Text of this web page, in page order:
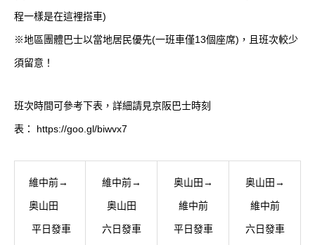
程一樣是在這裡搭車)
※地區團體巴士以當地居民優先(一班車僅13個座席)，且班次較少
須留意！
班次時間可參考下表，詳細請見京阪巴士時刻
表： https://goo.gl/biwvx7
維中前→
奥山田
平日發車
維中前→
奥山田
六日發車
奥山田→
維中前
平日發車
奥山田→
維中前
六日發車